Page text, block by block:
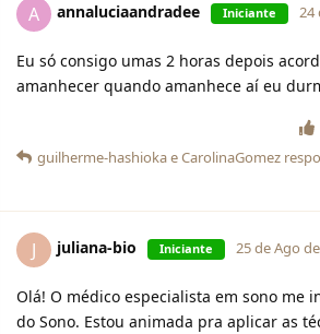
A annaluciaandradee Iniciante 24
Eu só consigo umas 2 horas depois
amanhecer quando amanhece aí eu
guilherme-hashiokaeCarolinaGomez
J juliana-bio Iniciante 25 de Ago
Olá! O médico especialista em sono me
do Sono. Estou animada pra aplicar as